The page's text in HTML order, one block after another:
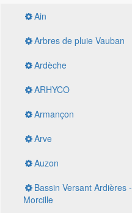
Ain
Arbres de pluie Vauban
Ardèche
ARHYCO
Armançon
Arve
Auzon
Bassin Versant Ardières -
Morcille